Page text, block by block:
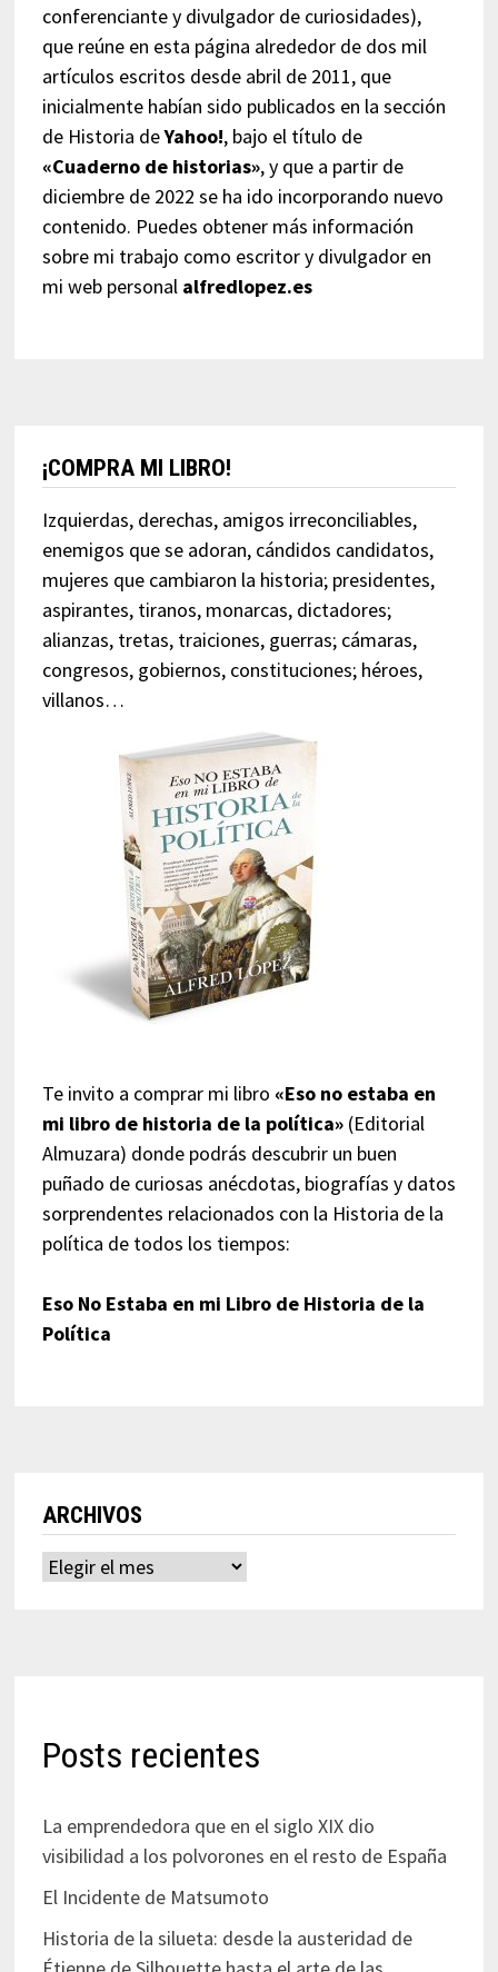
conferenciante y divulgador de curiosidades),
que reúne en esta página alrededor de dos mil
artículos escritos desde abril de 2011, que
inicialmente habían sido publicados en la sección
de Historia deYahoo!, bajo el título de
«Cuaderno de historias», y que a partir de
diciembre de 2022 se ha ido incorporando nuevo
contenido. Puedes obtener más información
sobre mi trabajo como escritor y divulgador en
mi web personal alfredlopez.es
¡COMPRA MI LIBRO!
Izquierdas, derechas, amigos irreconciliables,
enemigos que se adoran, cándidos candidatos,
mujeres que cambiaron la historia; presidentes,
aspirantes, tiranos, monarcas, dictadores;
alianzas, tretas, traiciones, guerras; cámaras,
congresos, gobiernos, constituciones; héroes,
villanos…
Te invito a comprar mi libro «Eso no estaba en
mi libro de historia de la política»(Editorial
Almuzara) donde podrás descubrir un buen
puñado de curiosas anécdotas, biografías y datos
sorprendentes relacionados con la Historia de la
política de todos los tiempos:
Eso No Estaba en mi Libro de Historia de la
Política
ARCHIVOS
Archivos
Posts recientes
La emprendedora que en el siglo XIX dio
visibilidad a los polvorones en el resto de España
El Incidente de Matsumoto
Historia de la silueta: desde la austeridad de